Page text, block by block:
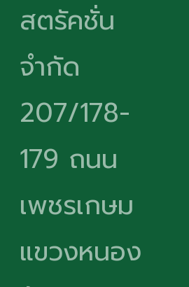
สตรัคชั่น
จำกัด
207/178-
179 ถนน
เพชรเกษม
แขวงหนอง